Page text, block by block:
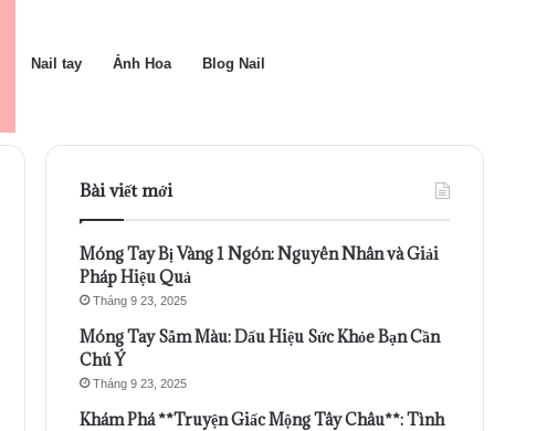
Nail tay Ảnh Hoa Blog Nail
Bài viết mới
Móng Tay Bị Vàng 1 Ngón: Nguyên Nhân và Giải
Pháp Hiệu Quả
Tháng 9 23, 2025
Móng Tay Sẫm Màu: Dấu Hiệu Sức Khỏe Bạn Cần
Chú Ý
Tháng 9 23, 2025
Khám Phá **Truyện Giấc Mộng Tây Châu**: Tình